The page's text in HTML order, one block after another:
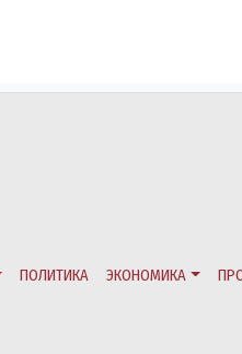
ПОЛИТИКА ЭКОНОМИКА